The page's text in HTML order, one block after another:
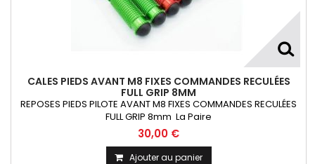
CALES PIEDS AVANT M8 FIXES COMMANDES RECULÉES
FULL GRIP 8MM
REPOSES PIEDS PILOTE AVANT M8 FIXES COMMANDES RECULÉES
FULL GRIP 8mm La Paire
30,00 €
Ajouter au panier